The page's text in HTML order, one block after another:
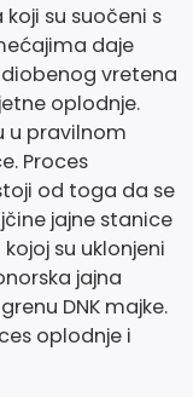
su suočeni s
daje
vretena
oplodnje.
u pravilnom
Proces
od toga da se
jajne stanice
su uklonjeni
jajna
DNK majke.
oplodnje i